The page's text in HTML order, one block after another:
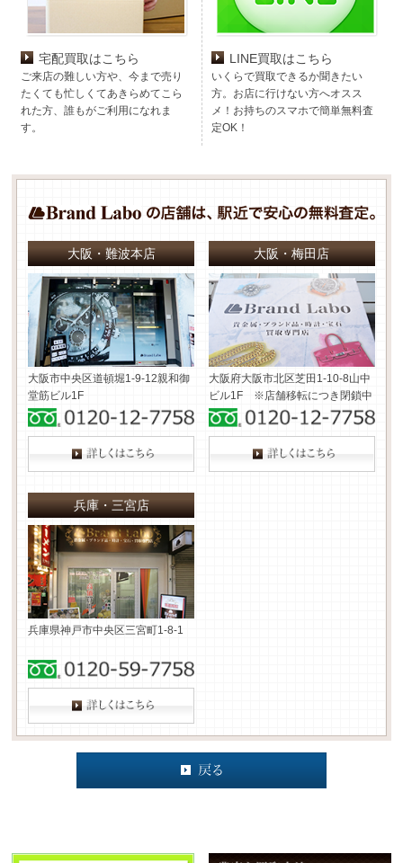
宅配買取はこちら
ご来店の難しい方や、今まで売り
たくても忙しくてあきらめてこら
れた方、誰もがご利用になれま
す。
LINE買取はこちら
いくらで買取できるか聞きたい
方。お店に行けない方へオスス
メ！お持ちのスマホで簡単無料査
定OK！
大阪・難波本店
大阪市中央区道頓堀1-9-12親和御
堂筋ビル1F
大阪・梅田店
大阪府大阪市北区芝田1-10-8山中
ビル1F ※店舗移転につき閉鎖中
兵庫・三宮店
兵庫県神戸市中央区三宮町1-8-1